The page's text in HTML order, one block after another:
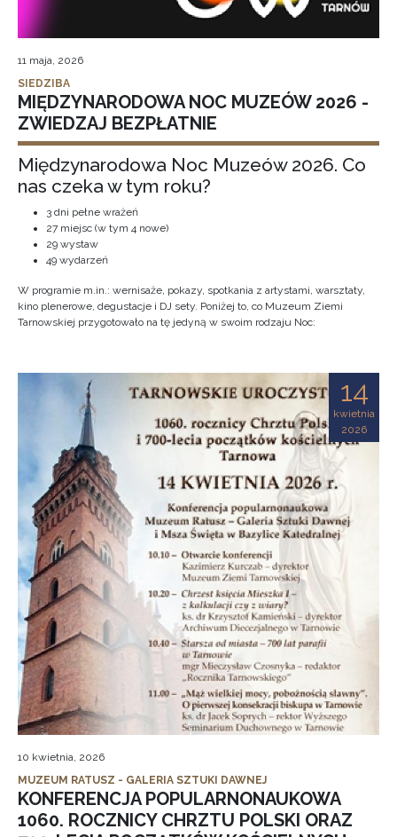
11 maja, 2026
SIEDZIBA
MIĘDZYNARODOWA NOC MUZEÓW 2026 -
ZWIEDZAJ BEZPŁATNIE
Międzynarodowa Noc Muzeów 2026. Co
nas czeka w tym roku?
3 dni pełne wrażeń
27 miejsc (w tym 4 nowe)
29 wystaw
49 wydarzeń
W programie m.in.: wernisaże, pokazy, spotkania z artystami, warsztaty,
kino plenerowe, degustacje i DJ sety. Poniżej to, co Muzeum Ziemi
Tarnowskiej przygotowało na tę jedyną w swoim rodzaju Noc:
14
kwietnia
2026
10 kwietnia, 2026
MUZEUM RATUSZ - GALERIA SZTUKI DAWNEJ
KONFERENCJA POPULARNONAUKOWA
1060. ROCZNICY CHRZTU POLSKI ORAZ